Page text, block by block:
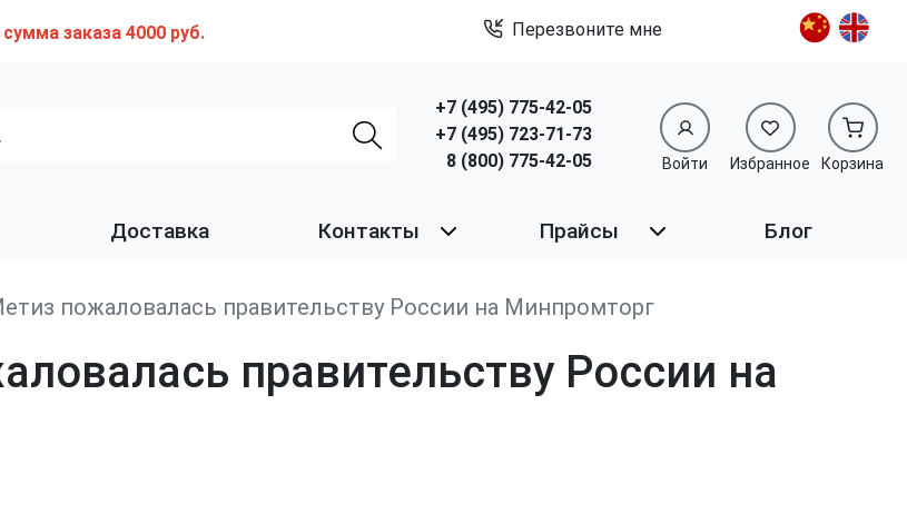
заказа 4000 руб. Перезвоните мне
+7 (495) 775-42-05
+7 (495) 723-71-73
8 (800) 775-42-05
Войти Избранное Корзина
Доставка Контакты Прайсы Блог
пожаловалась правительству России на Минпромторг
правительству России на